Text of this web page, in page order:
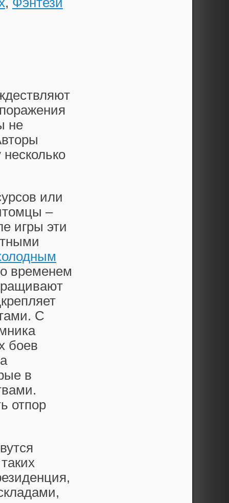
не
или
–
игры эти
временем
С
боев
в
отпор